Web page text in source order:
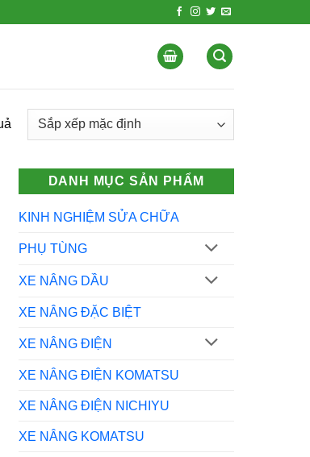
DANH MỤC SẢN PHẨM
KINH NGHIỆM SỬA CHỮA
PHỤ TÙNG
XE NÂNG DẦU
XE NÂNG ĐẶC BIỆT
XE NÂNG ĐIỆN
XE NÂNG ĐIỆN KOMATSU
XE NÂNG ĐIỆN NICHIYU
XE NÂNG KOMATSU